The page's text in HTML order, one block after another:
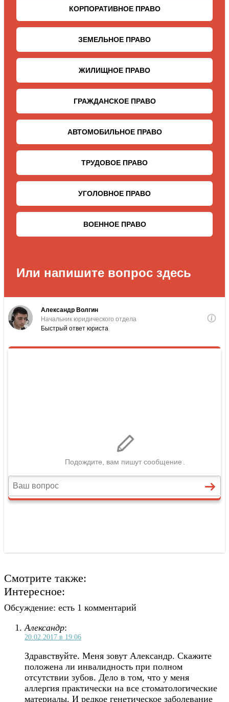
Смотрите также:
Интересное:
Обсуждение: есть 1 комментарий
Александр:
20.02.2017 в 19:06
Здравствуйте. Меня зовут Александр. Скажите
положена ли инвалидность при полном
отсутствии зубов. Дело в том, что у меня
аллергия практически на все стоматологические
материалы. И редкое генетическое заболевание